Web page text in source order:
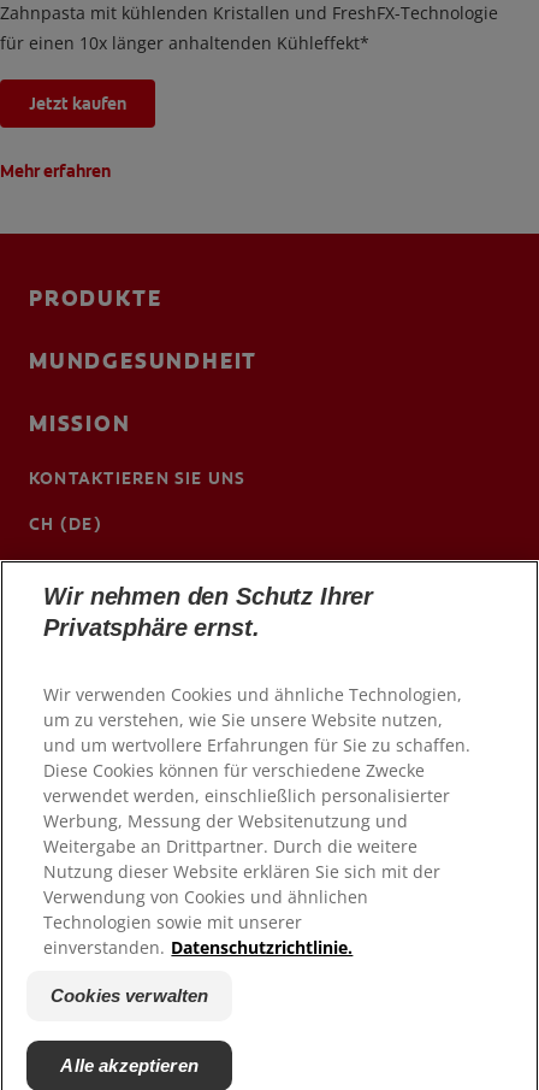
Zahnpasta mit kühlenden Kristallen und FreshFX-Technologie
für einen 10x länger anhaltenden Kühleffekt*
Jetzt kaufen
Mehr erfahren
PRODUKTE
MUNDGESUNDHEIT
MISSION
KONTAKTIEREN SIE UNS
CH (DE)
© 2026 Colgate-Palmolive Company. Alle Rechte
vorbehalten
Nutzungsbedingungen
Datenschutzrichtlinie
Impressum
Wir nehmen den Schutz Ihrer
Privatsphäre ernst.
Wir verwenden Cookies und ähnliche Technologien,
um zu verstehen, wie Sie unsere Website nutzen,
und um wertvollere Erfahrungen für Sie zu schaffen.
Diese Cookies können für verschiedene Zwecke
verwendet werden, einschließlich personalisierter
Werbung, Messung der Websitenutzung und
Weitergabe an Drittpartner. Durch die weitere
Nutzung dieser Website erklären Sie sich mit der
Verwendung von Cookies und ähnlichen
Technologien sowie mit unserer
einverstanden. Datenschutzrichtlinie.
Cookies verwalten
Alle akzeptieren